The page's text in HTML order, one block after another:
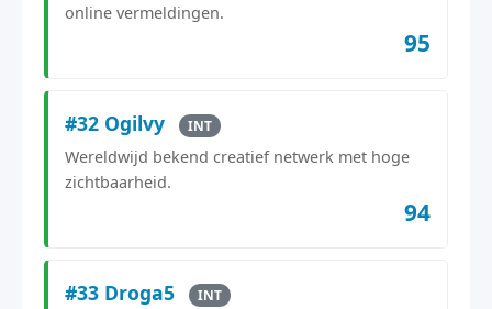
online vermeldingen.
95
#32 Ogilvy INT
Wereldwijd bekend creatief netwerk met hoge
zichtbaarheid.
94
#33 Droga5 INT